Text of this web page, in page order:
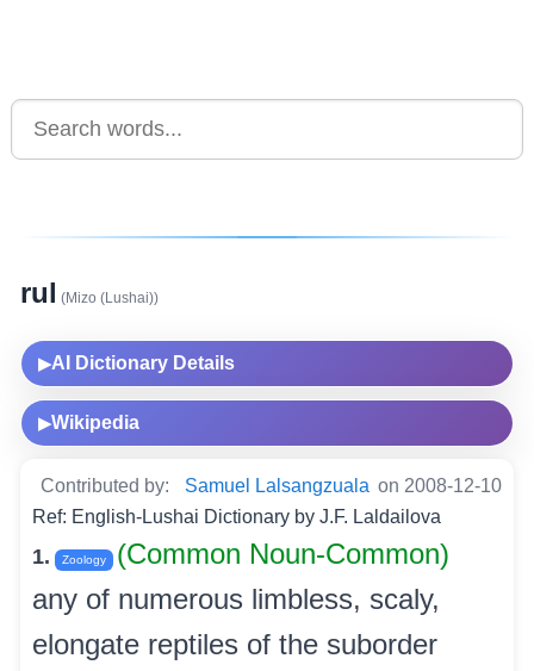
rul (Mizo (Lushai))
▶AI Dictionary Details
▶Wikipedia
Contributed by: Samuel Lalsangzuala on 2008-12-10
Ref: English-Lushai Dictionary by J.F. Laldailova
1. Zoology
(Common Noun-Common)
any of numerous limbless, scaly,
elongate reptiles of the suborder